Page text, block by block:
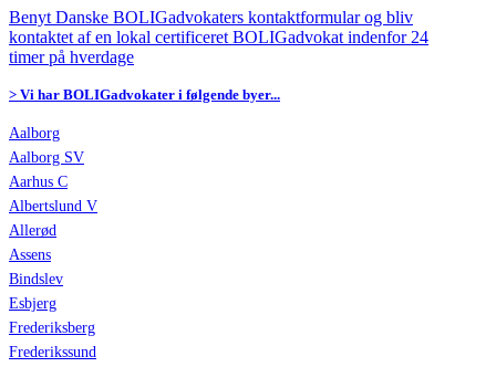
Benyt Danske BOLIGadvokaters kontaktformular og bliv
kontaktet af en lokal certificeret BOLIGadvokat indenfor 24
timer på hverdage
> Vi har BOLIGadvokater i følgende byer...
Aalborg
Aalborg SV
Aarhus C
Albertslund V
Allerød
Assens
Bindslev
Esbjerg
Frederiksberg
Frederikssund